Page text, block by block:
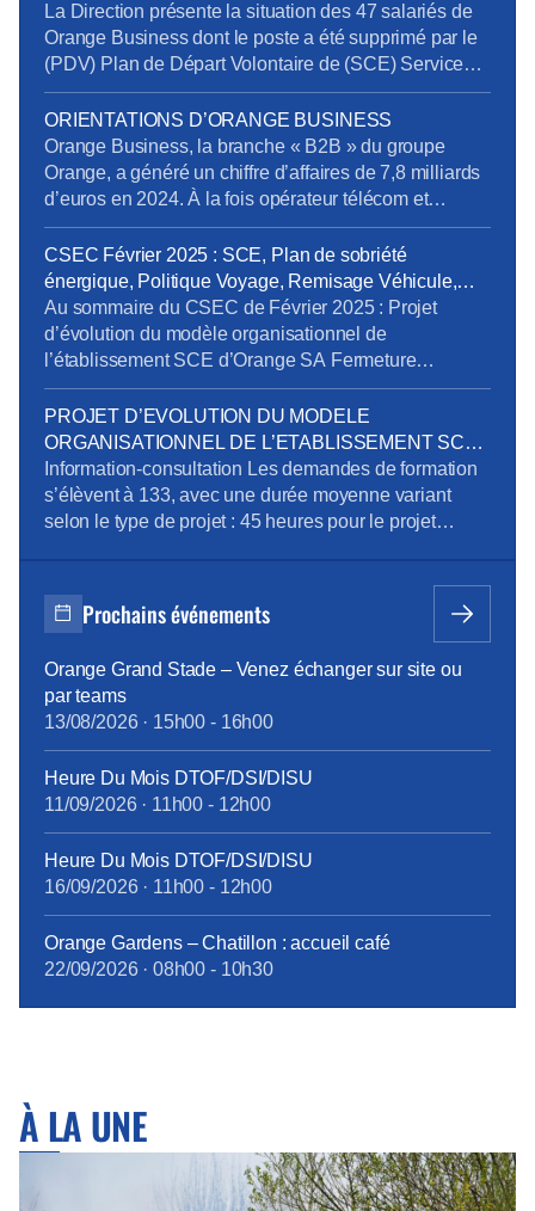
Sécurité (CNPS) : La situation de RPS et un suicide
reconnu en accident du travail La dégradation […]
La Direction présente la situation des 47 salariés de
Orange Business dont le poste a été supprimé par le
(PDV) Plan de Départ Volontaire de (SCE) Services
de Communication Entreprise) sans qu’ils aient été
volontaires. Rappelons en effet que la Direction s’était
engagée à retrouver des postes pour tous les salariés
impactés. Au 20 mars […]
ORIENTATIONS D’ORANGE BUSINESS
Orange Business, la branche « B2B » du groupe
Orange, a généré un chiffre d’affaires de 7,8 milliards
d’euros en 2024. À la fois opérateur télécom et
intégrateur numérique, elle sert une clientèle
mondiale via trois canaux : Entreprises France,
Grands Clients France et International. Ses services
se répartissent en trois segments : Télécom, Digital et
Intégration. […]
CSEC Février 2025 : SCE, Plan de sobriété
énergique, Politique Voyage, Remisage Véhicule,
Addictions
Au sommaire du CSEC de Février 2025 : Projet
d’évolution du modèle organisationnel de
l’établissement SCE d’Orange SA Fermeture
exceptionnelle de certains sites tertiaires dans le
cadre du plan de sobriété énergétique Mandatement
de la CPRPPST : Politique Voyage, Remisage
Véhicule, Situation de la prévention de l’addiction au
sein du groupe Orange Pour télécharger le […]
PROJET D’EVOLUTION DU MODELE
ORGANISATIONNEL DE L’ETABLISSEMENT SCE
D’ORANGE SA
Information-consultation Les demandes de formation
s’élèvent à 133, avec une durée moyenne variant
selon le type de projet : 45 heures pour le projet
présentiel ont été organisés pour aider les volontaires
à développer leurs compétences, avec des
Prochains événements
Orange Grand Stade – Venez échanger sur site ou
par teams
13/08/2026· 15h00 - 16h00
Heure Du Mois DTOF/DSI/DISU
11/09/2026· 11h00 - 12h00
Heure Du Mois DTOF/DSI/DISU
16/09/2026· 11h00 - 12h00
Orange Gardens – Chatillon : accueil café
22/09/2026· 08h00 - 10h30
À LA UNE